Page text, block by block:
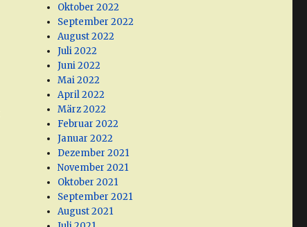
Oktober 2022
September 2022
August 2022
Juli 2022
Juni 2022
Mai 2022
April 2022
März 2022
Februar 2022
Januar 2022
Dezember 2021
November 2021
Oktober 2021
September 2021
August 2021